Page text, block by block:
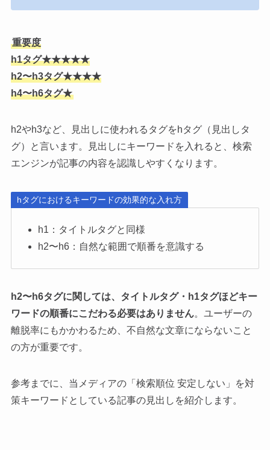
重要度
h1タグ★★★★★
h2〜h3タグ★★★★
h4〜h6タグ★
h2やh3など、見出しに使われるタグをhタグ（見出しタ
グ）と言います。見出しにキーワードを入れると、検索
エンジンが記事の内容を認識しやすくなります。
hタグにおけるキーワードの効果的な入れ方
h1：タイトルタグと同様
h2〜h6：自然な範囲で順番を意識する
h2〜h6タグに関しては、タイトルタグ・h1タグほどキー
ワードの順番にこだわる必要はありません。ユーザーの
離脱率にもかかわるため、不自然な文章にならないこと
の方が重要です。
参考までに、当メディアの「検索順位 安定しない」を対
策キーワードとしている記事の見出しを紹介します。